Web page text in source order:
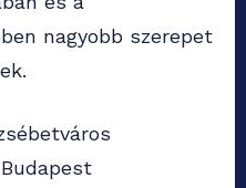
nagyobb szerepet